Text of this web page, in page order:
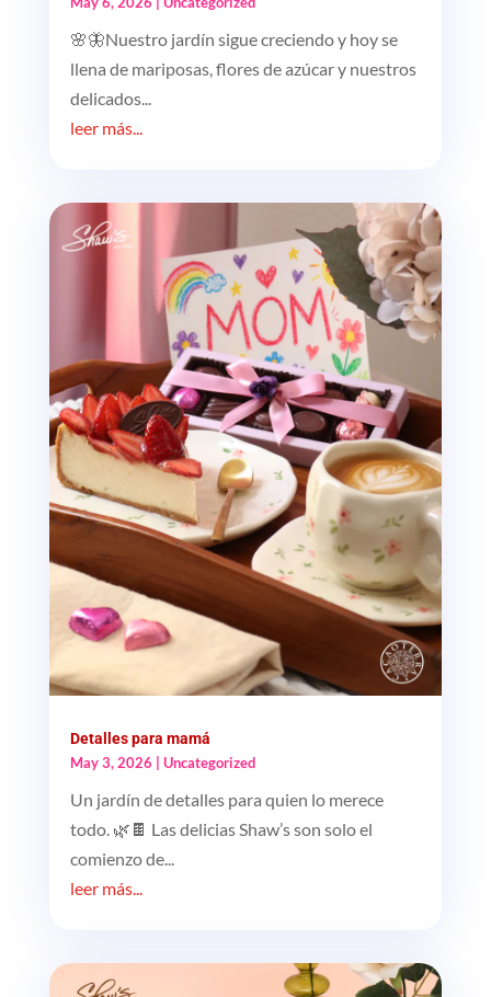
🌸🦋Nuestro jardín sigue creciendo y hoy se
llena de mariposas, flores de azúcar y nuestros
delicados...
leer más...
Detalles para mamá
May 3, 2026
Uncategorized
Un jardín de detalles para quien lo merece
todo. 🌿🍫 Las delicias Shaw’s son solo el
comienzo de...
leer más...